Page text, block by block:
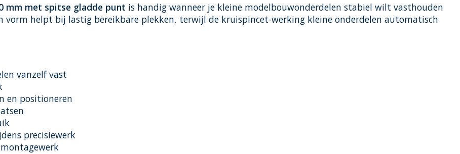
mm met spitse gladde punt is handig wanneer je kleine modelbouwonderdelen stabiel wilt vasthouden
vorm helpt bij lastig bereikbare plekken, terwijl de kruispincet-werking kleine onderdelen automatisch
vanzelf vast
en positioneren
precisiewerk